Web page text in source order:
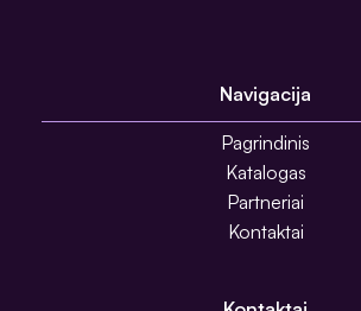
Navigacija
Pagrindinis
Katalogas
Partneriai
Kontaktai